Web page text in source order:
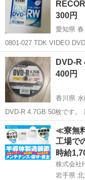
300円
愛知県
0801-027 TDK VIDEO
録画用DVD-RW DVD-RW-3 【状態】 ・使用に伴う多少のスレ
ズ、落としきれない汚れ
愛知 春日井市 映
DVD-R
400円
香川県 水
DVD-R 4.7GB 50枚です。 新品未開封で
す。
香川 高松市 水田
DVD
≪寮無
工場で
時給
株式会社
岩手県